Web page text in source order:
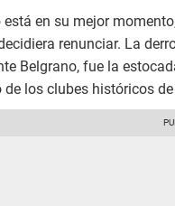
está en su mejor
renunciar. La
Belgrano, fue la
los clubes históricos